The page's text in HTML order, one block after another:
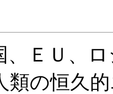
、ＥＵ、
類の恒久